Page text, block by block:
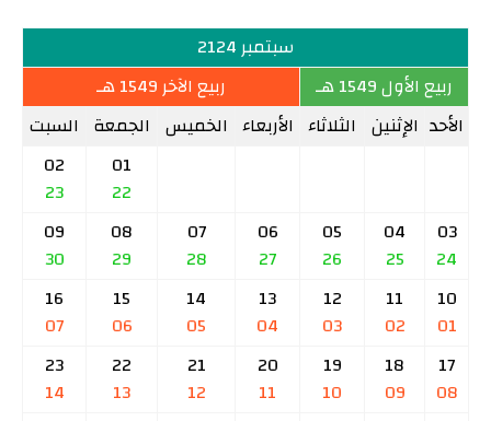
سبتمبر 2124
ربيع الأول 1549 هـ
ربيع الآخر 1549 هـ
الأحد الإثنين الثلاثاء الأربعاء الخميس الجمعة السبت
01
22
02
23
03
24
04
25
05
26
06
27
07
28
08
29
09
30
10
01
11
02
12
03
13
04
14
05
15
06
16
07
17
08
18
09
19
10
20
11
21
12
22
13
23
14